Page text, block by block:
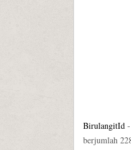
BirulangitId-
berjumlah